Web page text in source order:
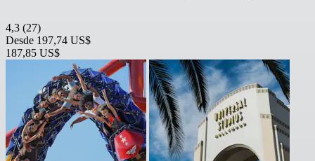
4,3 (27)
Desde 197,74 US$
187,85 US$